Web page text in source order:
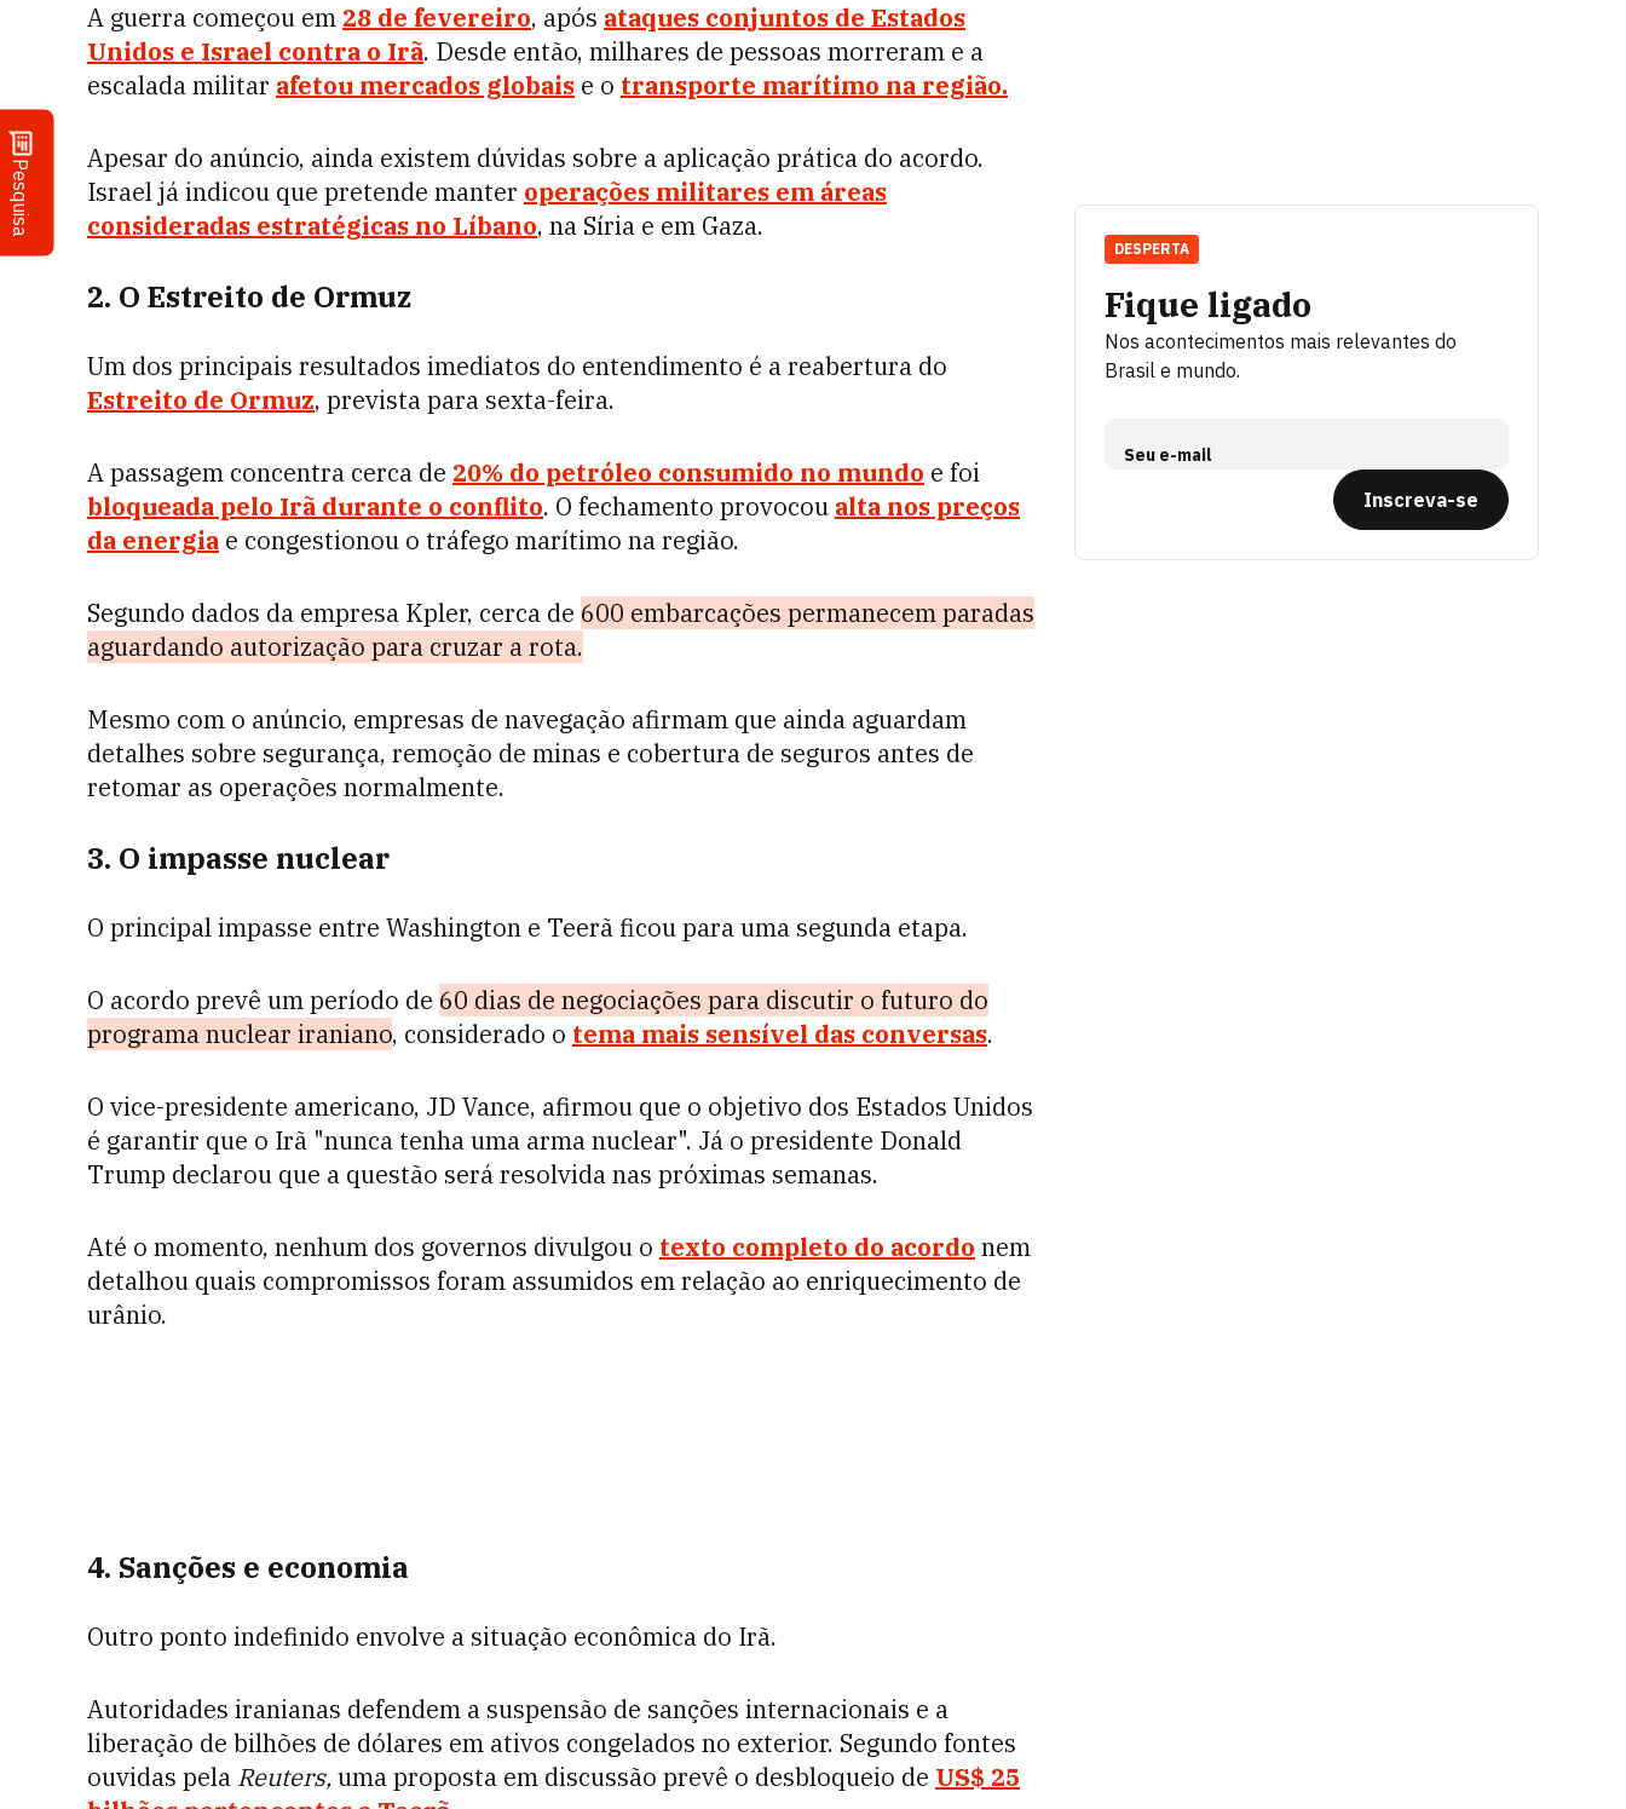
Pesquisa
A guerra começou em 28 de fevereiro, após ataques conjuntos de Estados
Unidos e Israel contra o Irã. Desde então, milhares de pessoas morreram e a
escalada militar afetou mercados globais e o transporte marítimo na região.
Apesar do anúncio, ainda existem dúvidas sobre a aplicação prática do acordo.
Israel já indicou que pretende manter operações militares em áreas
consideradas estratégicas no Líbano, na Síria e em Gaza.
2. O Estreito de Ormuz
Um dos principais resultados imediatos do entendimento é a reabertura do
Estreito de Ormuz, prevista para sexta-feira.
A passagem concentra cerca de 20% do petróleo consumido no mundo e foi
bloqueada pelo Irã durante o conflito. O fechamento provocou alta nos preços
da energia e congestionou o tráfego marítimo na região.
Segundo dados da empresa Kpler, cerca de 600 embarcações permanecem paradas
aguardando autorização para cruzar a rota.
Mesmo com o anúncio, empresas de navegação afirmam que ainda aguardam
detalhes sobre segurança, remoção de minas e cobertura de seguros antes de
retomar as operações normalmente.
3. O impasse nuclear
O principal impasse entre Washington e Teerã ficou para uma segunda etapa.
O acordo prevê um período de 60 dias de negociações para discutir o futuro do
programa nuclear iraniano, considerado o tema mais sensível das conversas.
O vice-presidente americano, JD Vance, afirmou que o objetivo dos Estados Unidos
é garantir que o Irã "nunca tenha uma arma nuclear". Já o presidente Donald
Trump declarou que a questão será resolvida nas próximas semanas.
Até o momento, nenhum dos governos divulgou o texto completo do acordo nem
detalhou quais compromissos foram assumidos em relação ao enriquecimento de
urânio.
4. Sanções e economia
Outro ponto indefinido envolve a situação econômica do Irã.
Autoridades iranianas defendem a suspensão de sanções internacionais e a
liberação de bilhões de dólares em ativos congelados no exterior. Segundo fontes
ouvidas pela Reuters,uma proposta em discussão prevê o desbloqueio de US$ 25
Fique ligado
Nos acontecimentos mais relevantes do
Brasil e mundo.
Seu e-mail
Inscreva-se
DESPERTA